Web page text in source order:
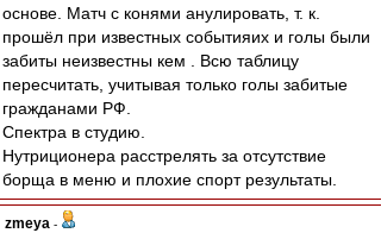
основе. Матч с конями анулировать, т. к.
прошёл при известных событияих и голы были
забиты неизвестны кем . Всю таблицу
пересчитать, учитывая только голы забитые
гражданами РФ.
Спектра в студию.
Нутриционера расстрелять за отсутствие
борща в меню и плохие спорт результаты.
zmeya -